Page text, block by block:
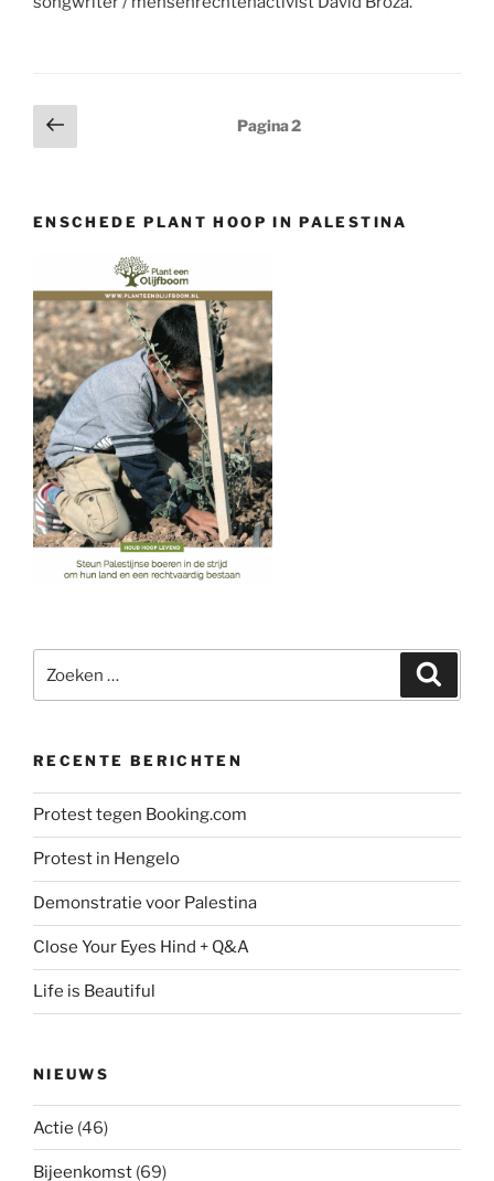
Berichten
paginering
Vorige
pagina
Pagina2
ENSCHEDE PLANT HOOP IN PALESTINA
naar:
RECENTE BERICHTEN
Protest tegen Booking.com
Protest in Hengelo
Demonstratie voor Palestina
Close Your Eyes Hind + Q&A
Life is Beautiful
NIEUWS
Actie (46)
Bijeenkomst (69)